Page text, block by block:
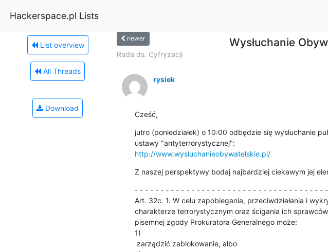
Hackerspace.pl Lists
List overview
All Threads
Download
newer Wysłuchanie
Rada ds. Cyfryzacji
rysiek
Cześć,
jutro (poniedziałek) o 10:00 odbędzie się wysłuchanie
http://www.wysluchanieobywatelskie.pl/
Z naszej perspektywy bodaj najbardziej ciekawym jej
- - - - - - - - - - - - - - - - - - - - - - - - - - - - - - - - - - - - -
Art. 32c. 1. W celu zapobiegania, przeciwdziałania i
charakterze terrorystycznym oraz ścigania ich
pisemnej zgody Prokuratora Generalnego może:
1)